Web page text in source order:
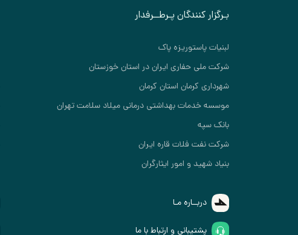
بـرگزار کنندگان پـرطــرفدار
لبنیات پاستوریزه پاک
شرکت ملی حفاری ایران در استان خوزستان
شهرداری کرمان استان کرمان
موسسه خدمات بهداشتی درمانی میلاد سلامت تهران
بانک سپه
شرکت نفت فلات قاره ایران
بنیاد شهید و امور ایثارگران
دربــاره مـا
پشتیبانی و ارتباط با ما